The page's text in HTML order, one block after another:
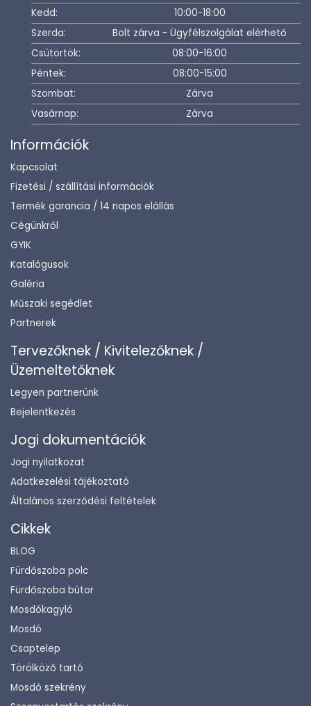
Kedd:
10:00-18:00
Szerda:
Bolt zárva - Ügyfélszolgálat elérhető
Csütörtök:
08:00-16:00
Péntek:
08:00-15:00
Szombat:
Zárva
Vasárnap:
Zárva
Információk
Kapcsolat
Fizetési / szállítási információk
Termék garancia / 14 napos elállás
Cégünkről
GYIK
Katalógusok
Galéria
Műszaki segédlet
Partnerek
Tervezőknek / Kivitelezőknek /
Üzemeltetőknek
Legyen partnerünk
Bejelentkezés
Jogi dokumentációk
Jogi nyilatkozat
Adatkezelési tájékoztató
Általános szerződési feltételek
Cikkek
BLOG
Fürdőszoba polc
Fürdőszoba bútor
Mosdókagyló
Mosdó
Csaptelep
Törölköző tartó
Mosdó szekrény